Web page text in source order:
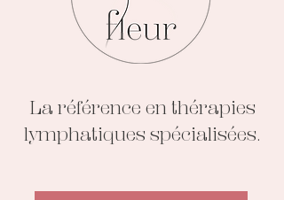
La référence en thérapies
lymphatiques spécialisées.